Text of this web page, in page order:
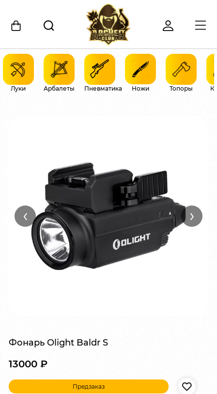
Луки Арбалеты Пневматика Ножи Топоры
‹ ›
Фонарь Olight Baldr S
13000 ₽
Предзаказ